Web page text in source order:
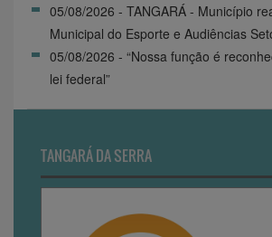
05/08/2026 - TANGARÁ - Município
Municipal do Esporte e Audiências
05/08/2026 - “Nossa função é
lei federal”
TANGARÁ DA SERRA